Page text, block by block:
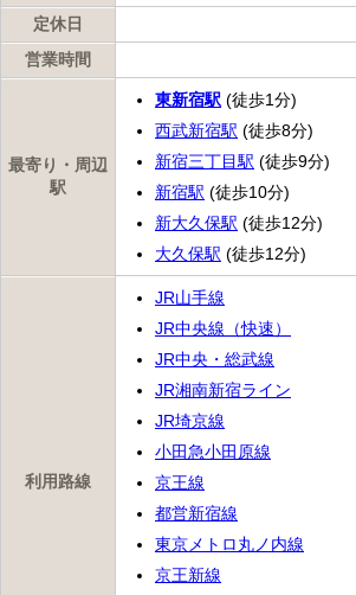
定休日
営業時間
最寄り・周辺
駅
東新宿駅 (徒歩1分)
西武新宿駅 (徒歩8分)
新宿三丁目駅 (徒歩9分)
新宿駅 (徒歩10分)
新大久保駅 (徒歩12分)
大久保駅 (徒歩12分)
利用路線
JR山手線
JR中央線（快速）
JR中央・総武線
JR湘南新宿ライン
JR埼京線
小田急小田原線
京王線
都営新宿線
東京メトロ丸ノ内線
京王新線